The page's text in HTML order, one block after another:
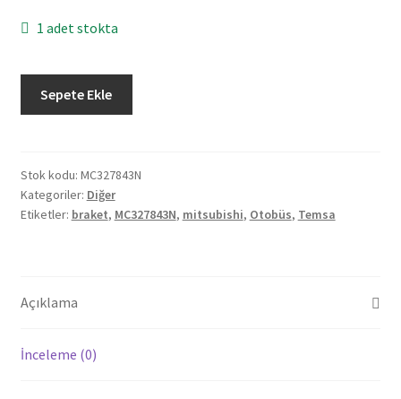
1 adet stokta
Mitsubishi
Braket
MC327843N
adet
Sepete Ekle
Stok kodu: MC327843N
Kategoriler: Diğer
Etiketler: braket, MC327843N, mitsubishi, Otobüs, Temsa
Açıklama
İnceleme (0)